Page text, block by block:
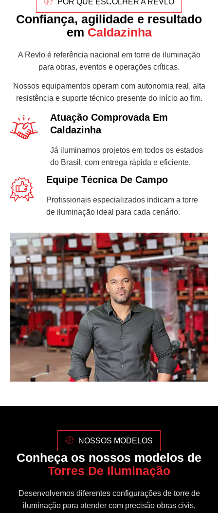
POR QUE ESCOLHER A REVLO
Confiança, agilidade e resultado
em Caldazinha
A Revlo é referência nacional em torre de iluminação
para obras, eventos e operações críticas.
Nossos equipamentos operam com autonomia real, alta
resistência e suporte técnico presente do início ao fim.
Atuação Comprovada Em
Caldazinha
Já iluminamos projetos em todos os estados
do Brasil, com entrega rápida e eficiente.
Equipe Técnica De Campo
Profissionais especializados indicam a torre
de iluminação ideal para cada cenário.
NOSSOS MODELOS
Conheça os nossos modelos de
Torres De Iluminação
Desenvolvemos diferentes configurações de torre de
iluminação para atender com precisão obras civis,